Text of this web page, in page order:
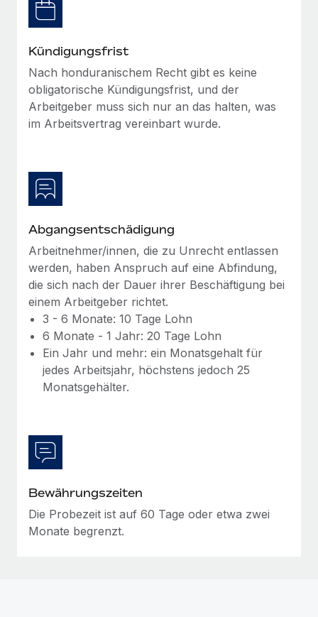
Niederlassungen
Mühelose Relocation von Mitarbeiter:innen
Benefits
Mühelose Verwaltung von Benefits
Management und Payroll
Reverse Tech auf einen Blick Das Gesundheits- und
Wellness-Startup Reverse Tech hat das globale...
Mehr erfahren
Den Blog erkunden
BLOG
Neues zu Remote-Produkten: Integration mit
Gusto und Zero und Contractor Management
Plus
Mehr erfahren
Wie Phiture 55 Mitarbeiter:innen in 19 Ländern
mit Remote verwaltet
Phiture ist der unumstrittene Marktführer im Bereich der
Wachstumsberatung für mobile Apps. Das...
Mehr erfahren
Kündigungsfrist
Nach honduranischem Recht gibt es keine
obligatorische Kündigungsfrist, und der
Arbeitgeber muss sich nur an das halten, was
im Arbeitsvertrag vereinbart wurde.
Abgangsentschädigung
Arbeitnehmer/innen, die zu Unrecht entlassen
werden, haben Anspruch auf eine Abfindung,
die sich nach der Dauer ihrer Beschäftigung bei
einem Arbeitgeber richtet.
3 - 6 Monate: 10 Tage Lohn
6 Monate - 1 Jahr: 20 Tage Lohn
Ein Jahr und mehr: ein Monatsgehalt für
jedes Arbeitsjahr, höchstens jedoch 25
Monatsgehälter.
Bewährungszeiten
Die Probezeit ist auf 60 Tage oder etwa zwei
Monate begrenzt.